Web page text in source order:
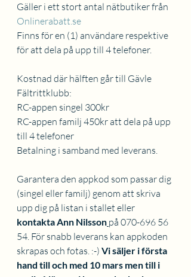
Gäller i ett stort antal nätbutiker från
Onlinerabatt.se
Finns för en (1) användare respektive
för att dela på upp till 4 telefoner.
Kostnad där hälften går till Gävle
Fältrittklubb:
RC-appen singel 300kr
RC-appen familj 450kr att dela på upp
till 4 telefoner
Betalning i samband med leverans.
Garantera den appkod som passar dig
(singel eller familj) genom att skriva
upp dig på listan i stallet eller
kontakta Ann Nilsson på 070-696 56
54. För snabb leverans kan appkoden
skrapas och fotas. :-) Vi säljer i första
hand till och med 10 mars men till i